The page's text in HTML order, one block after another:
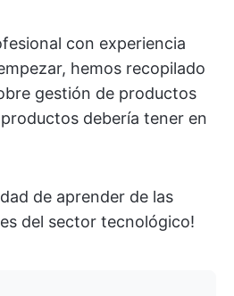
con experiencia
hemos recopilado
gestión de productos
debería tener en
de aprender de las
del sector tecnológico!